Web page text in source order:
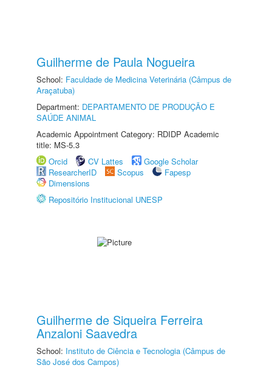
Guilherme de Paula Nogueira
School: Faculdade de Medicina Veterinária (Câmpus de
Araçatuba)
Department: DEPARTAMENTO DE PRODUÇÃO E
SAÚDE ANIMAL
Academic Appointment Category: RDIDP Academic
title: MS-5.3
Orcid
CV Lattes
Google Scholar
ResearcherID
Scopus
Fapesp
Dimensions
Repositório Institucional UNESP
Guilherme de Siqueira Ferreira
Anzaloni Saavedra
School: Instituto de Ciência e Tecnologia (Câmpus de
São José dos Campos)